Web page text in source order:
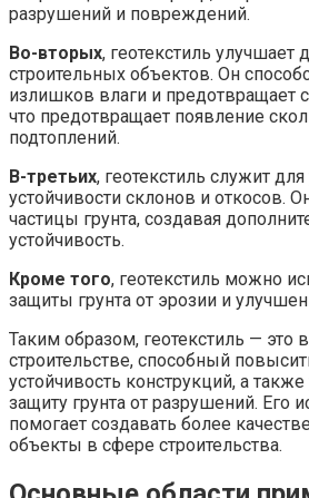
разрушений и повреждений.
Во-вторых, геотекстиль
строительных объектов. Он
излишков влаги и предотвращает
что предотвращает появление
подтоплений.
В-третьих, геотекстиль служит
устойчивости склонов и откосов.
частицы грунта, создавая
устойчивость.
Кроме того, геотекстиль можно
защиты грунта от эрозии и
Таким образом, геотекстиль —
строительстве, способный
устойчивость конструкций, а
защиту грунта от разрушений. Его
помогает создавать более
объекты в сфере строительства.